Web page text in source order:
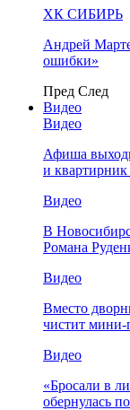
ХК СИБИРЬ
Андрей
ошибки»
Пред След
Видео
Видео
Афиша
и квартирник
Видео
В
Романа
Видео
Вместо
чистит мини-
Видео
«Бросали в
обернулась